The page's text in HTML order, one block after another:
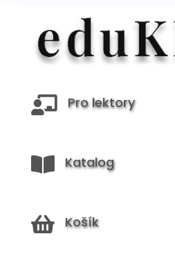
 Pro lektory
 Katalog
 Košík